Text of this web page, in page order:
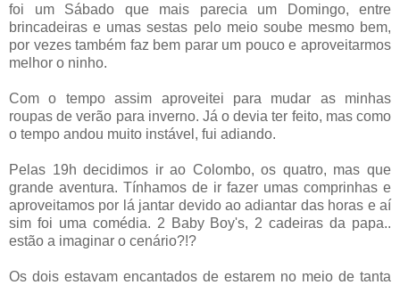
foi um Sábado que mais parecia um Domingo, entre
brincadeiras e umas sestas pelo meio soube mesmo bem,
por vezes também faz bem parar um pouco e aproveitarmos
melhor o ninho.
Com o tempo assim aproveitei para mudar as minhas
roupas de verão para inverno. Já o devia ter feito, mas como
o tempo andou muito instável, fui adiando.
Pelas 19h decidimos ir ao Colombo, os quatro, mas que
grande aventura. Tínhamos de ir fazer umas comprinhas e
aproveitamos por lá jantar devido ao adiantar das horas e aí
sim foi uma comédia. 2 Baby Boy's, 2 cadeiras da papa..
estão a imaginar o cenário?!?
Os dois estavam encantados de estarem no meio de tanta